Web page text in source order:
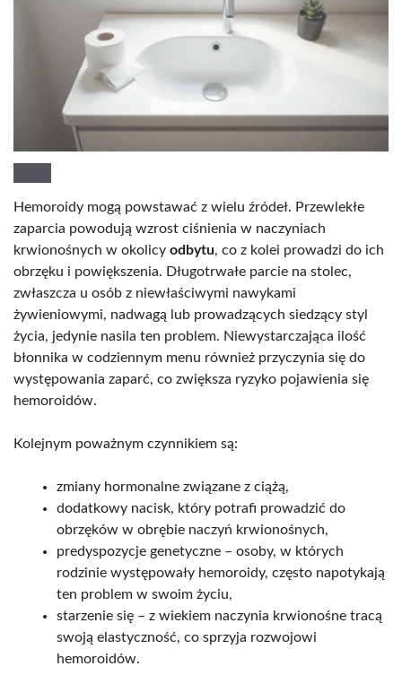
Hemoroidy mogą powstawać z wielu źródeł. Przewlekłe
zaparcia powodują wzrost ciśnienia w naczyniach
krwionośnych w okolicy odbytu, co z kolei prowadzi do ich
obrzęku i powiększenia. Długotrwałe parcie na stolec,
zwłaszcza u osób z niewłaściwymi nawykami
żywieniowymi, nadwagą lub prowadzących siedzący styl
życia, jedynie nasila ten problem. Niewystarczająca ilość
błonnika w codziennym menu również przyczynia się do
występowania zaparć, co zwiększa ryzyko pojawienia się
hemoroidów.
Kolejnym poważnym czynnikiem są:
zmiany hormonalne związane z ciążą,
dodatkowy nacisk, który potrafi prowadzić do
obrzęków w obrębie naczyń krwionośnych,
predyspozycje genetyczne – osoby, w których
rodzinie występowały hemoroidy, często napotykają
ten problem w swoim życiu,
starzenie się – z wiekiem naczynia krwionośne tracą
swoją elastyczność, co sprzyja rozwojowi
hemoroidów.